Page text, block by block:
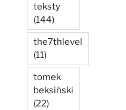
teksty
(144)
the7thlevel
(11)
tomek
beksiński
(22)